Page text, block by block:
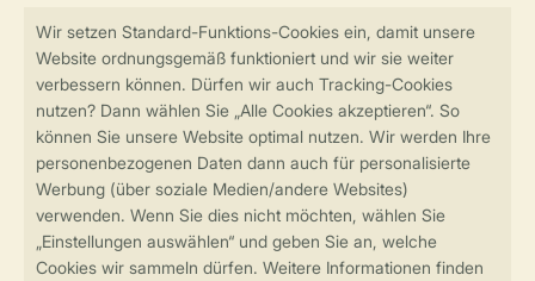
Sicherstellung Deiner Privatsphäre
Sicher und schnell zur Online-Buchung
Sichere Datenübertragung
Sicheres Bezahlen